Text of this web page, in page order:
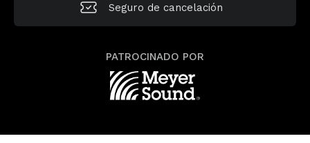
Seguro de cancelación
PATROCINADO POR